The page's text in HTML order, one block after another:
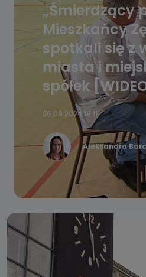
„Śmierdzący
Mieszkańcy
spotkali się z
miasta i
spółek
26.08.2024 19:11
Aleksandra